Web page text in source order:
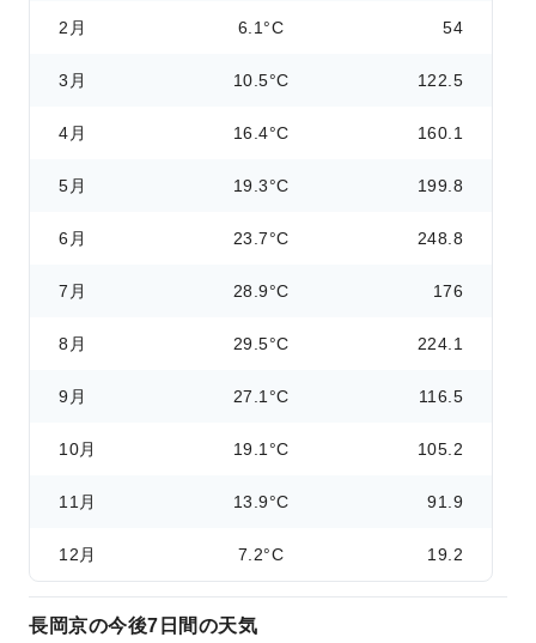
2月 6.1°C 54
3月 10.5°C 122.5
4月 16.4°C 160.1
5月 19.3°C 199.8
6月 23.7°C 248.8
7月 28.9°C 176
8月 29.5°C 224.1
9月 27.1°C 116.5
10月 19.1°C 105.2
11月 13.9°C 91.9
12月 7.2°C 19.2
長岡京の今後7日間の天気